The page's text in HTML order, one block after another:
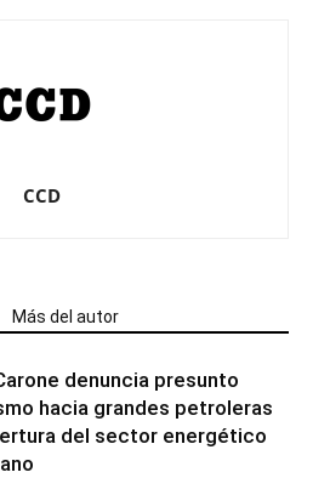
CCD
Más del autor
denuncia presunto
hacia grandes petroleras
del sector energético